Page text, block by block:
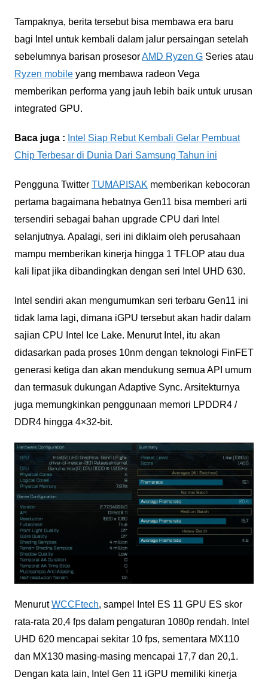
Tampaknya, berita tersebut bisa membawa era baru
bagi Intel untuk kembali dalam jalur persaingan setelah
sebelumnya barisan prosesorAMD Ryzen GSeries atau
Ryzen mobileyang membawa radeon Vega
memberikan performa yang jauh lebih baik untuk urusan
integrated GPU.
Baca juga : Intel Siap Rebut Kembali Gelar Pembuat
Chip Terbesar di Dunia Dari Samsung Tahun ini
Pengguna Twitter TUMAPISAK memberikan kebocoran
pertama bagaimana hebatnya Gen11 bisa memberi arti
tersendiri sebagai bahan upgrade CPU dari Intel
selanjutnya. Apalagi, seri ini diklaim oleh perusahaan
mampu memberikan kinerja hingga 1 TFLOP atau dua
kali lipat jika dibandingkan dengan seri Intel UHD 630.
Intel sendiri akan mengumumkan seri terbaru Gen11 ini
tidak lama lagi, dimana iGPU tersebut akan hadir dalam
sajian CPU Intel Ice Lake. Menurut Intel, itu akan
didasarkan pada proses 10nm dengan teknologi FinFET
generasi ketiga dan akan mendukung semua API umum
dan termasuk dukungan Adaptive Sync. Arsitekturnya
juga memungkinkan penggunaan memori LPDDR4 /
DDR4 hingga 4×32-bit.
MenurutWCCFtech, sampel Intel ES 11 GPU ES skor
rata-rata 20,4 fps dalam pengaturan 1080p rendah. Intel
UHD 620 mencapai sekitar 10 fps, sementara MX110
dan MX130 masing-masing mencapai 17,7 dan 20,1.
Dengan kata lain, Intel Gen 11 iGPU memiliki kinerja